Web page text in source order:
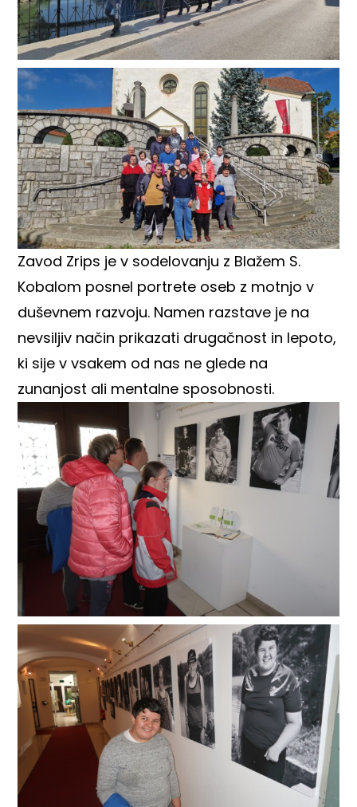
Zavod Zrips je v sodelovanju z Blažem S.
Kobalom posnel portrete oseb z motnjo v
duševnem razvoju. Namen razstave je na
nevsiljiv način prikazati drugačnost in lepoto,
ki sije v vsakem od nas ne glede na
zunanjost ali mentalne sposobnosti.